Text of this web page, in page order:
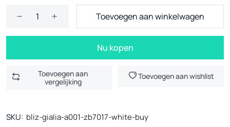
Toevoegen aan winkelwagen
Nu kopen
Toevoegen aan
vergelijking
Toevoegen aan wishlist
SKU: bliz-gialia-a001-zb7017-white-buy